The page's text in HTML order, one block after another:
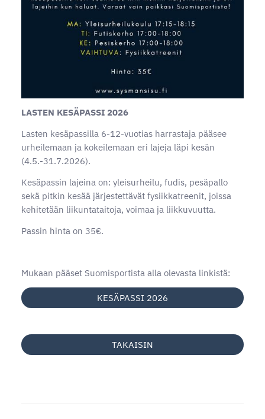
LASTEN KESÄPASSI 2026
Lasten kesäpassilla 6-12-vuotias harrastaja pääsee
urheilemaan ja kokeilemaan eri lajeja läpi kesän
(4.5.-31.7.2026).
Kesäpassin lajeina on: yleisurheilu, fudis, pesäpallo
sekä pitkin kesää järjestettävät fysiikkatreenit, joissa
kehitetään liikuntataitoja, voimaa ja liikkuvuutta.
Passin hinta on 35€.
Mukaan pääset Suomisportista alla olevasta linkistä:
KESÄPASSI 2026
TAKAISIN